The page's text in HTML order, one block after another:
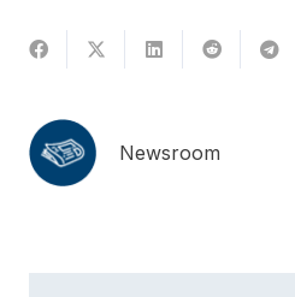
Newsroom